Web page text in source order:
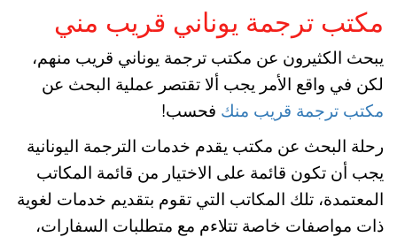
مكتب ترجمة يوناني قريب مني
يبحث الكثيرون عن مكتب ترجمة يوناني قريب منهم،
لكن في واقع الأمر يجب ألا تقتصر عملية البحث عن
مكتب ترجمة قريب منك فحسب!
رحلة البحث عن مكتب يقدم خدمات الترجمة اليونانية
يجب أن تكون قائمة على الاختيار من قائمة المكاتب
المعتمدة، تلك المكاتب التي تقوم بتقديم خدمات لغوية
ذات مواصفات خاصة تتلاءم مع متطلبات السفارات،